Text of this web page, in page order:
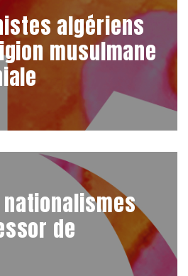
algériens
musulmane
nationalismes
de